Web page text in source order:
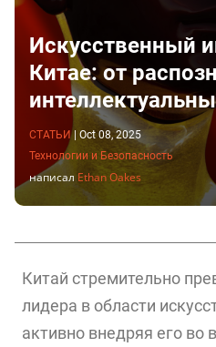
Искусственный
Китае: от
СТАТЬИ
Oct 08, 2025
Технологии и Безопасность
написал Ethan Oakes
Китай стремительно
лидера в области
активно внедряя его во